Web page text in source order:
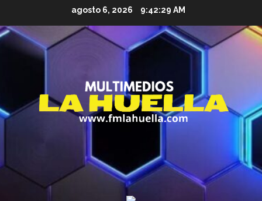
contenido
agosto 6, 2026 9:42:30 AM